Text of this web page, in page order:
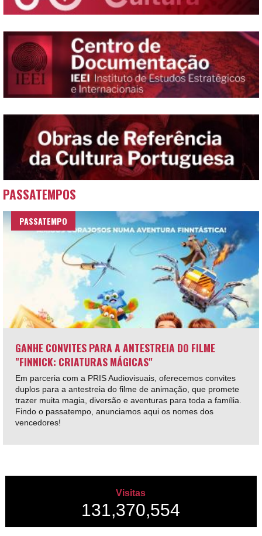
PASSATEMPOS
PASSATEMPO
GANHE CONVITES PARA A ANTESTREIA DO FILME
"FINNICK: CRIATURAS MÁGICAS"
Em parceria com a PRIS Audiovisuais, oferecemos convites
duplos para a antestreia do filme de animação, que promete
trazer muita magia, diversão e aventuras para toda a família.
Findo o passatempo, anunciamos aqui os nomes dos
vencedores!
Visitas
131,370,554